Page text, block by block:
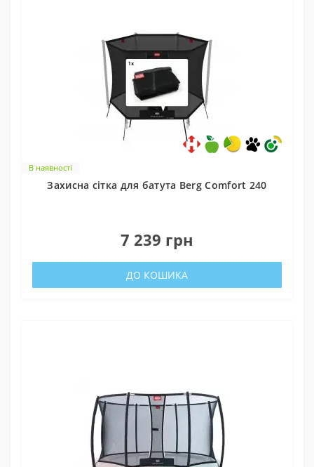
В наявності
Захисна сітка для батута Berg Comfort 240
7 239 грн
ДО КОШИКА